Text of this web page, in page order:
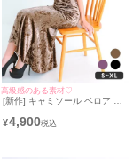
高級感のある素材♡
[新作] キャミソール ベロア シ
ングドレス (ねおん着用/S~XL
サイズ対応) | myMinette/マイ
¥4,900